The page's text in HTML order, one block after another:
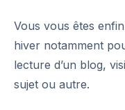
Vous vous êtes
hiver notamment
lecture d’un blog,
sujet ou autre.